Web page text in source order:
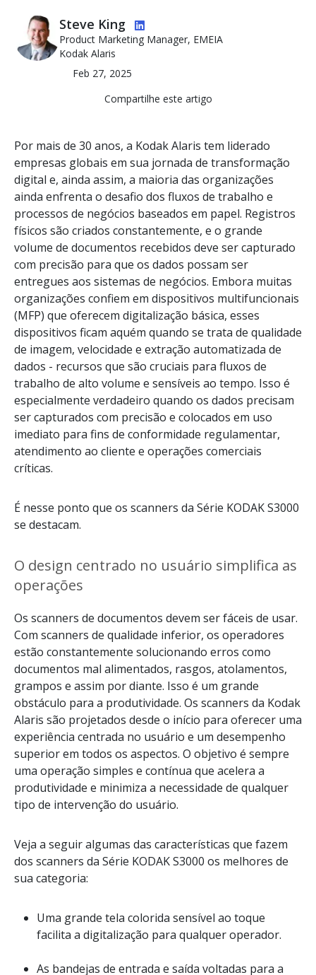
Imagem Steve King
Product Marketing Manager, EMEIA
Kodak Alaris
Feb 27, 2025
Compartilhe este artigo
Por mais de 30 anos, a Kodak Alaris tem liderado
empresas globais em sua jornada de transformação
digital e, ainda assim, a maioria das organizações
ainda enfrenta o desafio dos fluxos de trabalho e
processos de negócios baseados em papel. Registros
físicos são criados constantemente, e o grande
volume de documentos recebidos deve ser capturado
com precisão para que os dados possam ser
entregues aos sistemas de negócios. Embora muitas
organizações confiem em dispositivos multifuncionais
(MFP) que oferecem digitalização básica, esses
dispositivos ficam aquém quando se trata de qualidade
de imagem, velocidade e extração automatizada de
dados - recursos que são cruciais para fluxos de
trabalho de alto volume e sensíveis ao tempo. Isso é
especialmente verdadeiro quando os dados precisam
ser capturados com precisão e colocados em uso
imediato para fins de conformidade regulamentar,
atendimento ao cliente e operações comerciais
críticas.
É nesse ponto que os scanners da Série KODAK S3000
se destacam.
O design centrado no usuário simplifica as
operações
Os scanners de documentos devem ser fáceis de usar.
Com scanners de qualidade inferior, os operadores
estão constantemente solucionando erros como
documentos mal alimentados, rasgos, atolamentos,
grampos e assim por diante. Isso é um grande
obstáculo para a produtividade. Os scanners da Kodak
Alaris são projetados desde o início para oferecer uma
experiência centrada no usuário e um desempenho
superior em todos os aspectos. O objetivo é sempre
uma operação simples e contínua que acelera a
produtividade e minimiza a necessidade de qualquer
tipo de intervenção do usuário.
Veja a seguir algumas das características que fazem
dos scanners da Série KODAK S3000 os melhores de
sua categoria:
Uma grande tela colorida sensível ao toque
facilita a digitalização para qualquer operador.
As bandejas de entrada e saída voltadas para a